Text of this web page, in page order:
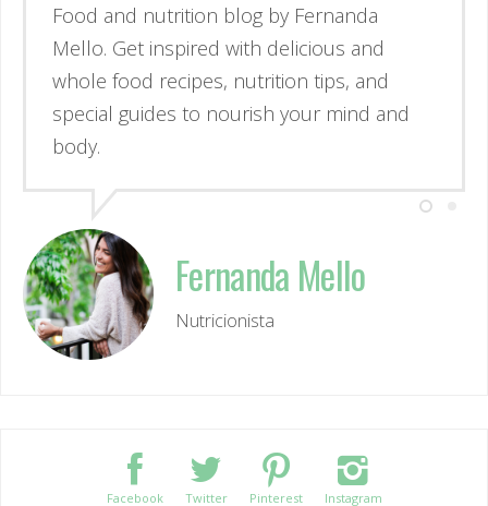
Esse é o blog da nutricionista Fernanda
Mello. Se inspire através de receitas
simples e deliciosas, alimentos de verdade
e guias para nutrir corpo e mente.
Nutricionista
Facebook Twitter Pinterest Instagram